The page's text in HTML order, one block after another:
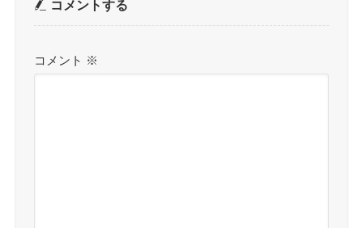
コメントする
コメント ※